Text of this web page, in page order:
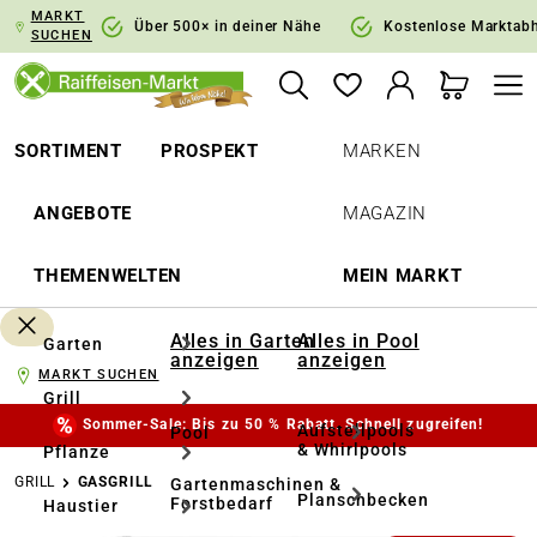
Zur Hauptnavigation springen
MARKT
SUCHEN
Über 500× in deiner Nähe Kostenlose
SORTIMENT PROSPEKT
ANGEBOTE
THEMENWELTEN
MARKEN
MAGAZIN
MEIN MARKT
Garten
Grill
Pflanze
Haustier
Alles in Garten
anzeigen
Pool
Gartenmaschinen &
Forstbedarf
Alles in Pool
anzeigen
Aufstellpools
& Whirlpools
Planschbecken
MARKT SUCHEN
Sommer-Sale: Bis zu 50 % Rabatt. Schnell zugreifen!
GRILL GASGRILL